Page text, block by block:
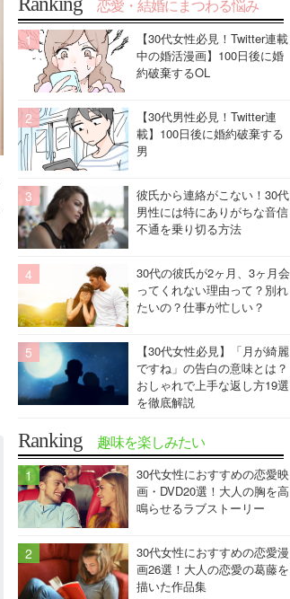
恋愛・結婚にまつわる悩み
【30代女性必見！Twitter連載
中の婚活漫画】100日後に婚
約破棄するOL
【30代男性必見！Twitter連
載】100日後に婚約破棄する
男
彼氏から連絡がこない！30代
男性には特にありがちな音信
不通を乗り切る方法
30代の彼氏が2ヶ月、3ヶ月会
ってくれない理由って？別れ
たいの？仕事が忙しい？
【30代女性必見】「月が綺麗
ですね」の告白の意味とは？
おしゃれで上手な返し方19選
を徹底解説
Ranking 趣味を楽しみたい
30代女性におすすめの恋愛映
画・DVD20選！大人の胸を高
鳴らせるラブストーリー
30代女性におすすめの恋愛漫
画26選！大人の恋愛の葛藤を
描いた作品集